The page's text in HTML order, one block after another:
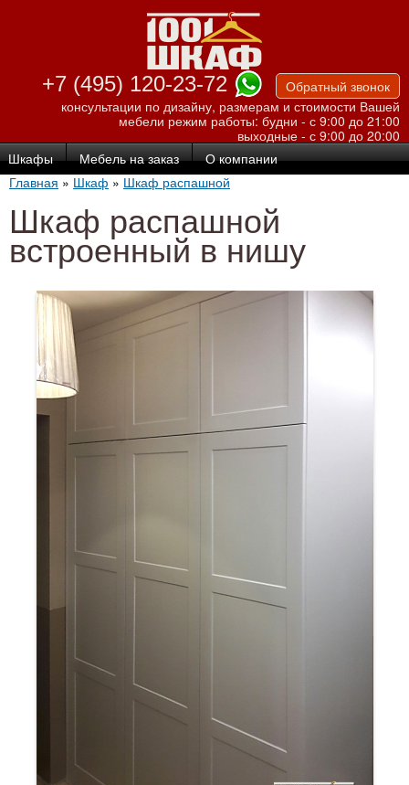
Перейти к
основному
содержанию
+7 (495) 120-23-72
Обратный звонок
консультации по дизайну, размерам и стоимости Вашей
мебели режим работы: будни - с 9:00 до 21:00
выходные - с 9:00 до 20:00
Шкафы Мебель на заказ О компании
Главная » Шкаф » Шкаф распашной
Шкаф распашной
встроенный в нишу